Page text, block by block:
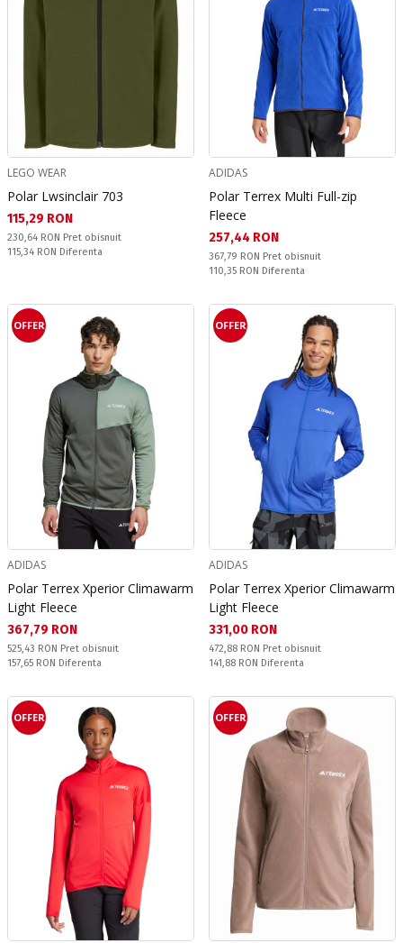
LEGO WEAR
Polar Lwsinclair 703
Текуща цена:
115,29 RON
Pret obisnuit:
230,64 RON Pret obisnuit
Спестявате:
115,34 RON Diferenta
ADIDAS
Polar Terrex Multi Full-zip
Fleece
Текуща цена:
257,44 RON
Pret obisnuit:
367,79 RON Pret obisnuit
Спестявате:
110,35 RON Diferenta
OFFER
ADIDAS
Polar Terrex Xperior Climawarm
Light Fleece
Текуща цена:
367,79 RON
Pret obisnuit:
525,43 RON Pret obisnuit
Спестявате:
157,65 RON Diferenta
OFFER
ADIDAS
Polar Terrex Xperior Climawarm
Light Fleece
Текуща цена:
331,00 RON
Pret obisnuit:
472,88 RON Pret obisnuit
Спестявате:
141,88 RON Diferenta
OFFER OFFER